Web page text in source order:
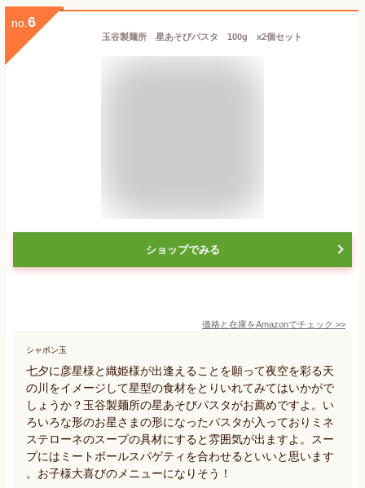
no. 6
玉谷製麺所 星あそびパスタ 100g x2個セット
ショップでみる
価格と在庫をAmazonでチェック >>
シャボン玉
七夕に彦星様と織姫様が出逢えることを願って夜空を彩る天
の川をイメージして星型の食材をとりいれてみてはいかがで
しょうか？玉谷製麺所の星あそびパスタがお薦めですよ。い
ろいろな形のお星さまの形になったパスタが入っておりミネ
ステローネのスープの具材にすると雰囲気が出ますよ。スー
プにはミートボールスパゲティを合わせるといいと思います
。お子様大喜びのメニューになりそう！